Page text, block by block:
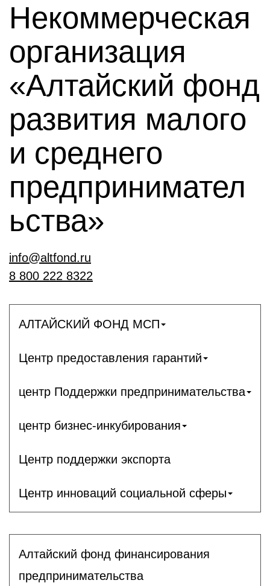
Некоммерческая
организация
«Алтайский фонд
развития малого
и среднего
предпринимател
ьства»
info@altfond.ru
8 800 222 8322
АЛТАЙСКИЙ ФОНД МСП
Центр предоставления гарантий
центр Поддержки предпринимательства
центр бизнес-инкубирования
Центр поддержки экспорта
Центр инноваций социальной сферы
Алтайский фонд финансирования
предпринимательства